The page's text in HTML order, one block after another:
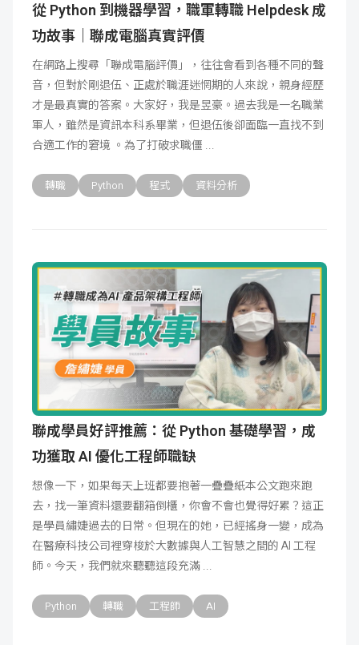
從 Python 到機器學習，職軍轉職 Helpdesk 成
功故事｜聯成電腦真實評價
在網路上搜尋「聯成電腦評價」，往往會看到各種不同的聲
音，但對於剛退伍、正處於職涯迷惘期的人來說，親身經歷
才是最真實的答案。大家好，我是昱豪。過去我是一名職業
軍人，雖然是資訊本科系畢業，但退伍後卻面臨一直找不到
合適工作的窘境 。為了打破求職僵
轉職 Python 程式 資料分析
聯成學員好評推薦：從 Python 基礎學習，成
功獲取 AI 優化工程師職缺
想像一下，如果每天上班都要抱著一疊疊紙本公文跑來跑
去，找一筆資料還要翻箱倒櫃，你會不會也覺得好累？這正
是學員繡婕過去的日常。但現在的她，已經搖身一變，成為
在醫療科技公司裡穿梭於大數據與人工智慧之間的 AI 工程
師。今天，我們就來聽聽這段充滿
Python 轉職 工程師 AI